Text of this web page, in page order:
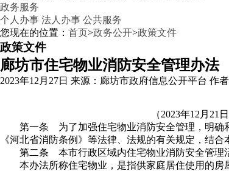
政务服务
个人办事 法人办事 公共服务
您现在的位置： 首页>政务公开>政策文件
政策文件
廊坊市住宅物业消防安全管理办法
2023年12月27日 来源：廊坊市政府信息公开平台 作者
（2023年12月21
第一条 为了加强住宅物业消防安全管理，明确
《河北省消防条例》等法律、法规的有关规定，结合
第二条 本市行政区域内住宅物业消防安全管理
本办法所称住宅物业，是指供家庭居住使用的